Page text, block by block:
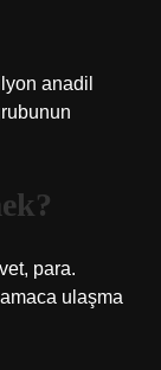
anadil
para.
amaca ulaşma